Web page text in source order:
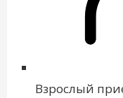
Взрослый